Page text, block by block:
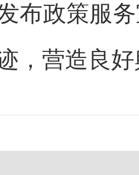
布政策服
，营造良